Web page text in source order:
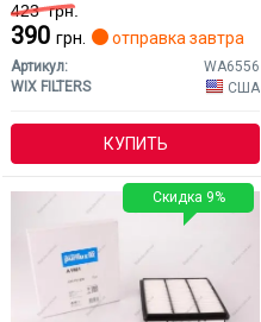
423грн.
390 грн. отправка завтра
Артикул:
WA6556
WIX FILTERS
США
КУПИТЬ
Скидка 9%